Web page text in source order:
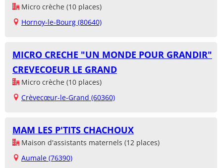
Micro crèche (10 places)
Hornoy-le-Bourg (80640)
MICRO CRECHE "UN MONDE POUR GRANDIR"
CREVECOEUR LE GRAND
Micro crèche (10 places)
Crèvecœur-le-Grand (60360)
MAM LES P'TITS CHACHOUX
Maison d'assistants maternels (12 places)
Aumale (76390)